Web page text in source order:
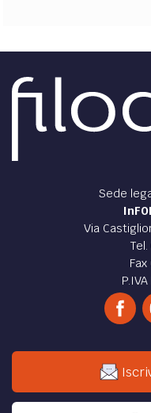
Sede
Via